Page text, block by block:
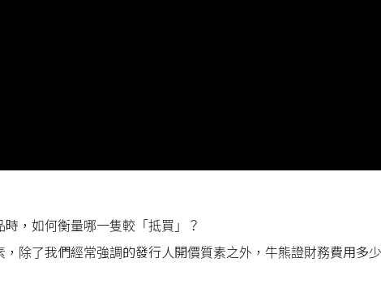
，如何衡量哪一隻較「抵買」？
除了我們經常強調的發行人開價質素之外，牛熊證財務費用多